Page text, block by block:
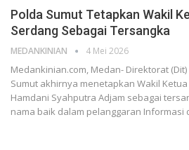
Polda Sumut Tetapkan Wakil
Serdang Sebagai Tersangka
MEDANKINIAN 4 Mei 2026
Medankinian.com, Medan- Direktorat
Sumut akhirnya menetapkan Wakil Ketua
Hamdani Syahputra Adjam sebagai
nama baik dalam pelanggaran Informasi